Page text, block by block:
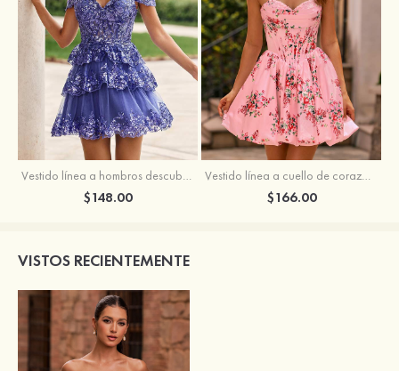
Vestido línea a hombros descubiertos tul corto/mini vestido para homecoming
$148.00
Vestido línea a cuello de corazón satén corto vestido para homecoming
$166.00
VISTOS RECIENTEMENTE